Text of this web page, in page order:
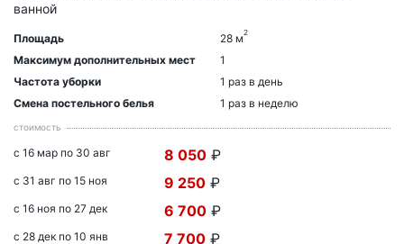
ванной
Площадь 28 м2
Максимум дополнительных мест
1
Частота уборки
1 раз в день
Смена постельного белья
1 раз в неделю
стоимость
с 16 мар по 30 авг 8 050 ₽
с 31 авг по 15 ноя 9 250 ₽
с 16 ноя по 27 дек 6 700 ₽
с 28 дек по 10 янв 7 700 ₽